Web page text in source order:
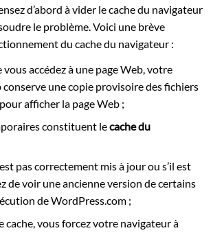
d’abord à vider le cache du navigateur
le problème. Voici une brève
du cache du navigateur :
accédez à une page Web, votre
une copie provisoire des fichiers
afficher la page Web ;
constituent lecache du
pas correctement mis à jour ou s’il est
de voir une ancienne version de certains
de WordPress.com ;
cache, vous forcez votre navigateur à